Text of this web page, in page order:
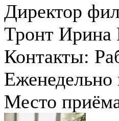
Директор
Тронт Ирина
Контакты:
Еженедельно
Место